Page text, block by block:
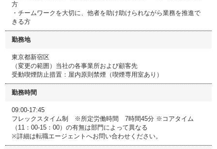
方
・チームワークを大切に、他者を助け助けられながら業務を推進で
きる方
勤務地
東京都新宿区
（変更の範囲）当社の各事業所および顧客先
受動喫煙防止措置：屋内原則禁煙（喫煙専用室あり）
勤務時間
09:00-17:45
フレックスタイム制 ※所定労働時間 7時間45分 ※コアタイム
（11：00-15：00）の有無は部門によって異なる
※詳細は転職エージェントへお問い合わせください。